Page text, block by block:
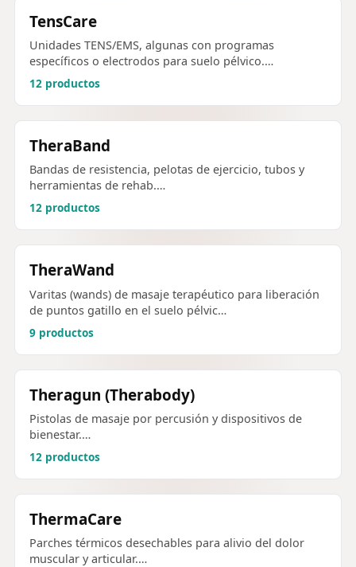
TensCare
Unidades TENS/EMS, algunas con programas
específicos o electrodos para suelo pélvico.…
12 productos
TheraBand
Bandas de resistencia, pelotas de ejercicio, tubos y
herramientas de rehab.…
12 productos
TheraWand
Varitas (wands) de masaje terapéutico para liberación
de puntos gatillo en el suelo pélvic…
9 productos
Theragun (Therabody)
Pistolas de masaje por percusión y dispositivos de
bienestar.…
12 productos
ThermaCare
Parches térmicos desechables para alivio del dolor
muscular y articular.…